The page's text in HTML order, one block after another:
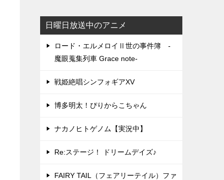
日曜日放送中のアニメ
ロード・エルメロイⅡ世の事件簿 -
魔眼蒐集列車 Grace note-
戦姫絶唱シンフォギアXV
博多明太！ぴりからこちゃん
ナカノヒトゲノム【実況中】
Re:ステージ！ ドリームデイズ♪
FAIRY TAIL（フェアリーテイル）ファ